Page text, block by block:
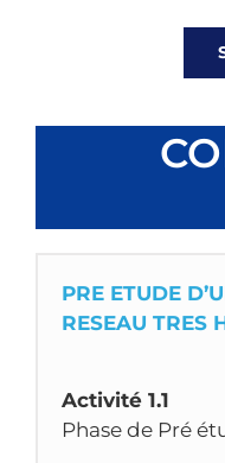
PRE ETUDE
RESEAU TRES
Activité 1.1
Phase de Pré